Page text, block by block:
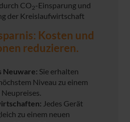
CO2-Einsparung und
der Kreislaufwirtschaft
Kosten und
reduzieren.
Neuware: Sie erhalten
Niveau zu einem
Jedes Gerät
zu einem neuen